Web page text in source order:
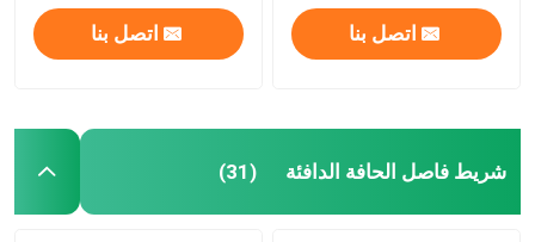
موصل زاوية بلاستيك
آلة ثني الألومنيوم
ملحقات الزجاج المزودة
اتصل بنا اتصل بنا
شريط فاصل الحافة الدافئة (31)